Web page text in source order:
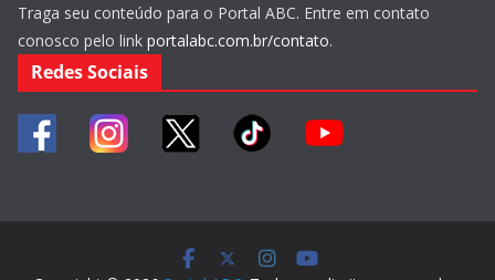
Traga seu conteúdo para o Portal ABC. Entre em contato
conosco pelo link portalabc.com.br/contato.
Redes Sociais